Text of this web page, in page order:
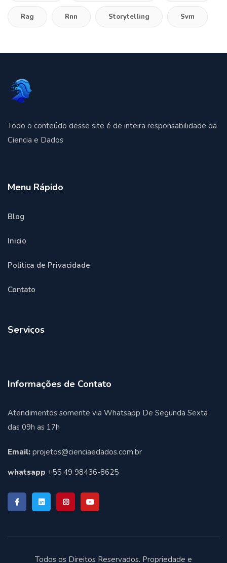
Rag Rnn Storytelling Svm
Todo o conteúdo desse site é de inteira responsabilidade da
Ciencia e Dados
Menu Rápido
Blog
Inicio
Politica de Privacidade
Contato
Serviços
Informações de Contato
Atendimentos somente via Whatsapp De Segunda Sexta
das 09h as 17h
Email: projetos@cienciaedados.com.br
whatsapp +55 49 98436-8625
Todos os Direitos Reservados. Propriedade e